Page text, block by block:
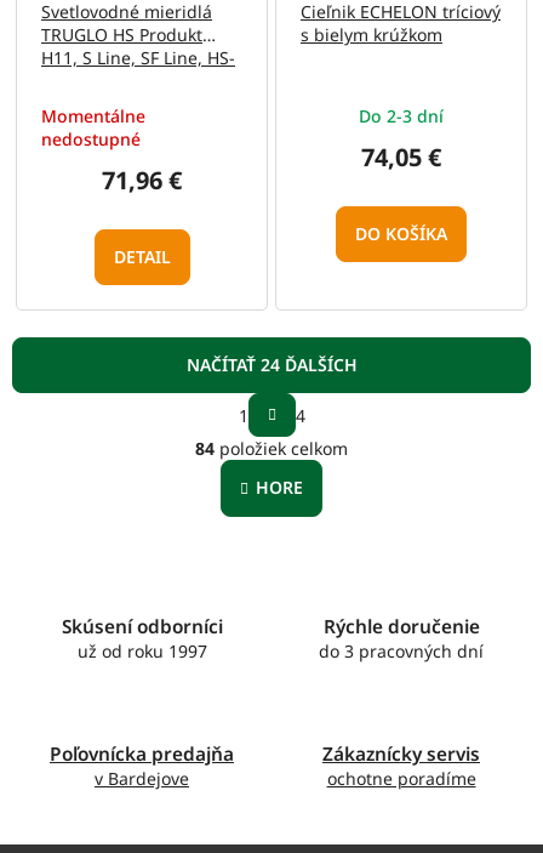
Svetlovodné mieridlá
TRUGLO HS Produkt
H11, S Line, SF Line, HS-
Momentálne
nedostupné
71,96 €
DETAIL
Cieľnik ECHELON tríciový
s bielym krúžkom
Do 2-3 dní
74,05 €
DO KOŠÍKA
O
v
l
NAČÍTAŤ 24 ĎALŠÍCH
t
r
á
n
o
1
4
84 položiek celkom
HORE
Skúsení odborníci
už od roku 1997
Rýchle doručenie
do 3 pracovných dní
Poľovnícka predajňa
v Bardejove
Zákaznícky servis
ochotne poradíme